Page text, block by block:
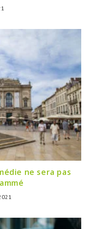
ne sera pas